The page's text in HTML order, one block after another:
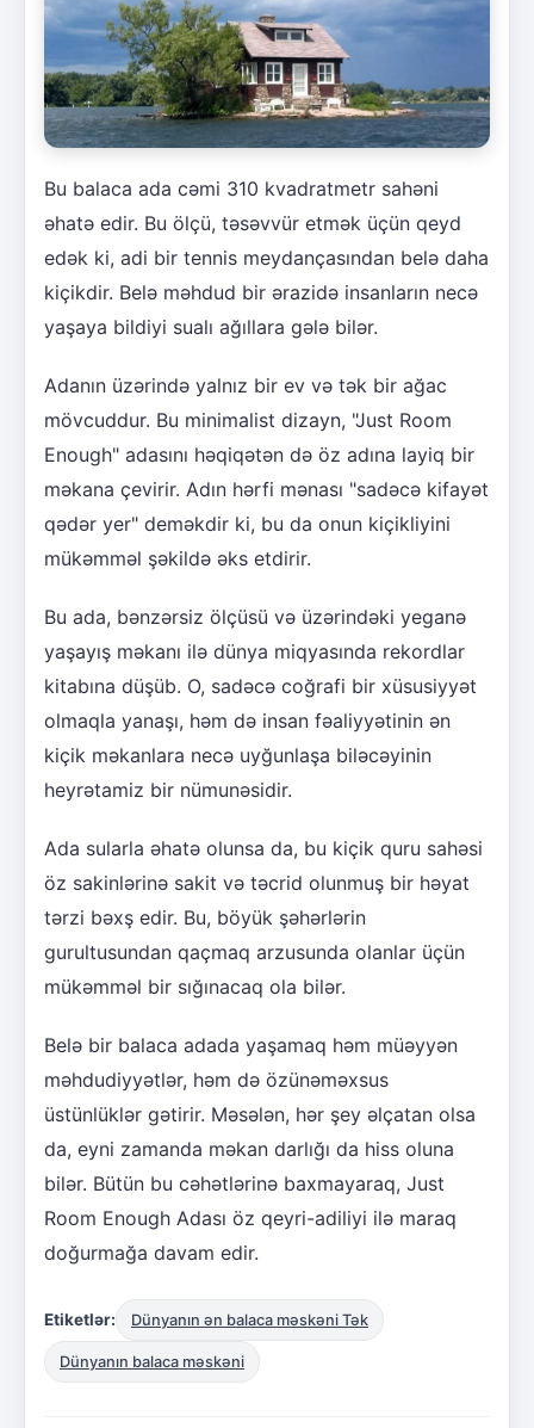
Bu balaca ada cəmi 310 kvadratmetr sahəni
əhatə edir. Bu ölçü, təsəvvür etmək üçün qeyd
edək ki, adi bir tennis meydançasından belə daha
kiçikdir. Belə məhdud bir ərazidə insanların necə
yaşaya bildiyi sualı ağıllara gələ bilər.
Adanın üzərində yalnız bir ev və tək bir ağac
mövcuddur. Bu minimalist dizayn, "Just Room
Enough" adasını həqiqətən də öz adına layiq bir
məkana çevirir. Adın hərfi mənası "sadəcə kifayət
qədər yer" deməkdir ki, bu da onun kiçikliyini
mükəmməl şəkildə əks etdirir.
Bu ada, bənzərsiz ölçüsü və üzərindəki yeganə
yaşayış məkanı ilə dünya miqyasında rekordlar
kitabına düşüb. O, sadəcə coğrafi bir xüsusiyyət
olmaqla yanaşı, həm də insan fəaliyyətinin ən
kiçik məkanlara necə uyğunlaşa biləcəyinin
heyrətamiz bir nümunəsidir.
Ada sularla əhatə olunsa da, bu kiçik quru sahəsi
öz sakinlərinə sakit və təcrid olunmuş bir həyat
tərzi bəxş edir. Bu, böyük şəhərlərin
gurultusundan qaçmaq arzusunda olanlar üçün
mükəmməl bir sığınacaq ola bilər.
Belə bir balaca adada yaşamaq həm müəyyən
məhdudiyyətlər, həm də özünəməxsus
üstünlüklər gətirir. Məsələn, hər şey əlçatan olsa
da, eyni zamanda məkan darlığı da hiss oluna
bilər. Bütün bu cəhətlərinə baxmayaraq, Just
Room Enough Adası öz qeyri-adiliyi ilə maraq
doğurmağa davam edir.
Etiketlər: Dünyanın ən balaca məskəni Tək
Dünyanın balaca məskəni